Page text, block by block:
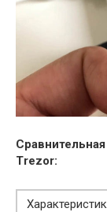
Trezor: